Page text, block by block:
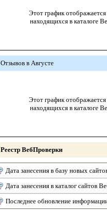
Этот график отображается
находящихся в каталоге
Отзывов в Августе
Этот график отображается
находящихся в каталоге
Реестр ВебПроверки
Дата занесения в базу новых
Дата занесения в каталог сайтов
Последнее обновление